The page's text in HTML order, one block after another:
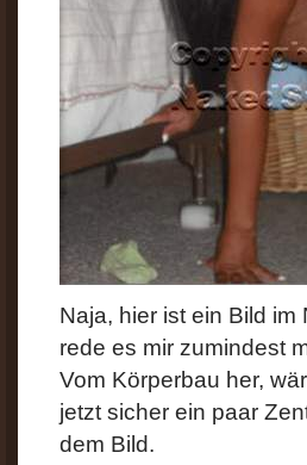
Naja, hier ist ein Bild
rede es mir zumindest
Vom Körperbau her,
jetzt sicher ein paar
dem Bild.